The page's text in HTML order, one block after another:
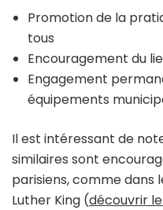
Promotion de la
tous
Encouragement du
Engagement
équipements
Il est intéressant de
similaires sont
parisiens, comme dans
Luther King (découvrir